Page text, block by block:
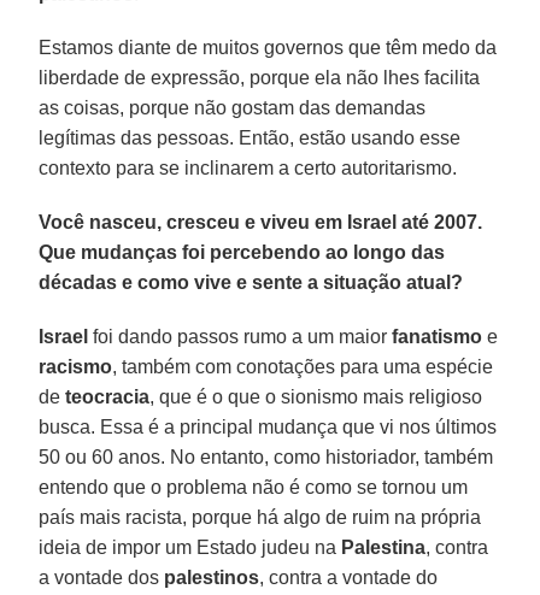
Estamos diante de muitos governos que têm medo da
liberdade de expressão, porque ela não lhes facilita
as coisas, porque não gostam das demandas
legítimas das pessoas. Então, estão usando esse
contexto para se inclinarem a certo autoritarismo.
Você nasceu, cresceu e viveu em Israel até 2007.
Que mudanças foi percebendo ao longo das
décadas e como vive e sente a situação atual?
Israel foi dando passos rumo a um maiorfanatismo e
racismo, também com conotações para uma espécie
deteocracia, que é o que o sionismo mais religioso
busca. Essa é a principal mudança que vi nos últimos
50 ou 60 anos. No entanto, como historiador, também
entendo que o problema não é como se tornou um
país mais racista, porque há algo de ruim na própria
ideia de impor um Estado judeu na Palestina, contra
a vontade dos palestinos, contra a vontade do